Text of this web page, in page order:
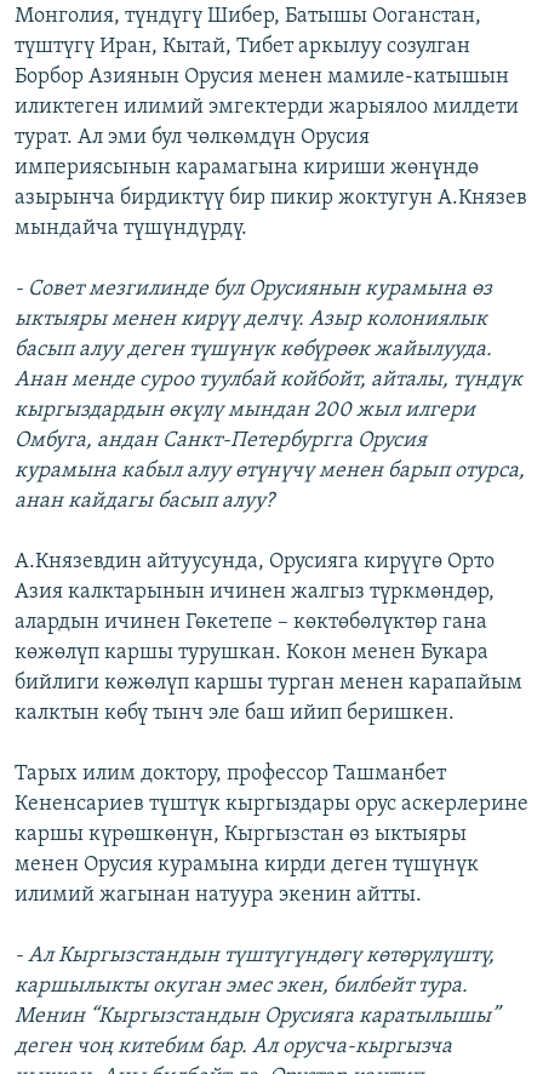
Монголия, түндүгү Шибер, Батышы Ооганстан,
түштүгү Иран, Кытай, Тибет аркылуу созулган
Борбор Азиянын Орусия менен мамиле-катышын
иликтеген илимий эмгектерди жарыялоо милдети
турат. Ал эми бул чөлкөмдүн Орусия
империясынын карамагына кириши жөнүндө
азырынча бирдиктүү бир пикир жоктугун А.Князев
мындайча түшүндүрдү.
- Совет мезгилинде бул Орусиянын курамына өз
ыктыяры менен кирүү делчү. Азыр колониялык
басып алуу деген түшүнүк көбүрөөк жайылууда.
Анан менде суроо туулбай койбойт, айталы, түндүк
кыргыздардын өкүлү мындан 200 жыл илгери
Омбуга, андан Санкт-Петербургга Орусия
курамына кабыл алуу өтүнүчү менен барып отурса,
анан кайдагы басып алуу?
А.Князевдин айтуусунда, Орусияга кирүүгө Орто
Азия калктарынын ичинен жалгыз түркмөндөр,
алардын ичинен Гөкетепе – көктөбөлүктөр гана
көжөлүп каршы турушкан. Кокон менен Букара
бийлиги көжөлүп каршы турган менен карапайым
калктын көбү тынч эле баш ийип беришкен.
Тарых илим доктору, профессор Ташманбет
Кененсариев түштүк кыргыздары орус аскерлерине
каршы күрөшкөнүн, Кыргызстан өз ыктыяры
менен Орусия курамына кирди деген түшүнүк
илимий жагынан натуура экенин айтты.
- Ал Кыргызстандын түштүгүндөгү көтөрүлүштү,
каршылыкты окуган эмес экен, билбейт тура.
Менин “Кыргызстандын Орусияга каратылышы”
деген чоң китебим бар. Ал орусча-кыргызча